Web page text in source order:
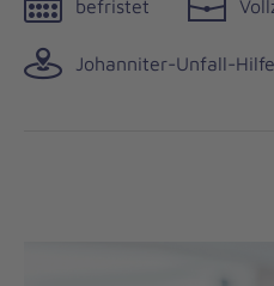
befristet
Johanniter-Unfall-